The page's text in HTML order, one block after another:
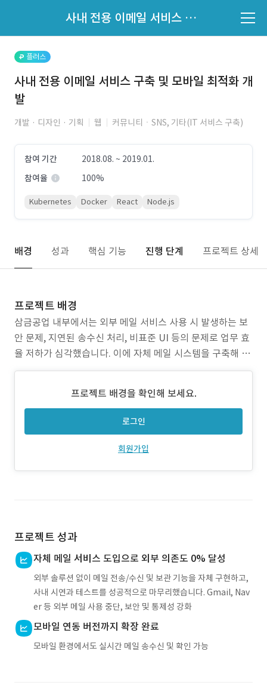
사내 전용 이메일 서비스 구축 및 모바일 최적화 개발
지원자 목록 바로가기
플러스
사내 전용 이메일 서비스 구축 및 모바일 최적화 개
발
개발 · 디자인 · 기획 웹 커뮤니티ㆍSNS, 기타(IT 서비스 구축)
참여 기간
2018.08. ~ 2019.01.
참여율
100%
Kubernetes Docker React Node.js
배경 성과 핵심 기능 진행 단계 프로젝트 상세
프로젝트 배경
삼금공업 내부에서는 외부 메일 서비스 사용 시 발생하는 보
안 문제, 지연된 송수신 처리, 비표준 UI 등의 문제로 업무 효
율 저하가 심각했습니다. 이에 자체 메일 시스템을 구축해 공
장 내 네트워크 환경에 최적화된 실시간·안정형 이메일 서비
프로젝트 배경을 확인해 보세요.
로그인
회원가입
프로젝트 성과
자체 메일 서비스 도입으로 외부 의존도 0% 달성
외부 솔루션 없이 메일 전송/수신 및 보관 기능을 자체 구현하고,
사내 시연과 테스트를 성공적으로 마무리했습니다. Gmail, Nav
er 등 외부 메일 사용 중단, 보안 및 통제성 강화
모바일 연동 버전까지 확장 완료
모바일 환경에서도 실시간 메일 송수신 및 확인 가능